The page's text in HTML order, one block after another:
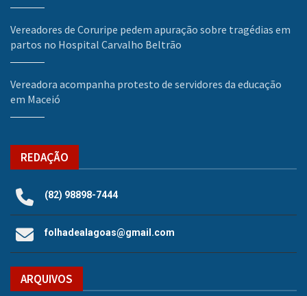
Vereadores de Coruripe pedem apuração sobre tragédias em
partos no Hospital Carvalho Beltrão
Vereadora acompanha protesto de servidores da educação
em Maceió
REDAÇÃO
(82) 98898-7444
folhadealagoas@gmail.com
ARQUIVOS